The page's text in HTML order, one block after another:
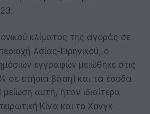
κλίματος της αγοράς σε
Ασίας-Ειρηνικού, ο
εγγραφών μειώθηκε στις
σε ετήσια βάση) και τα έσοδα
αυτή, ήταν ιδιαίτερα
Κίνα και το Χονγκ